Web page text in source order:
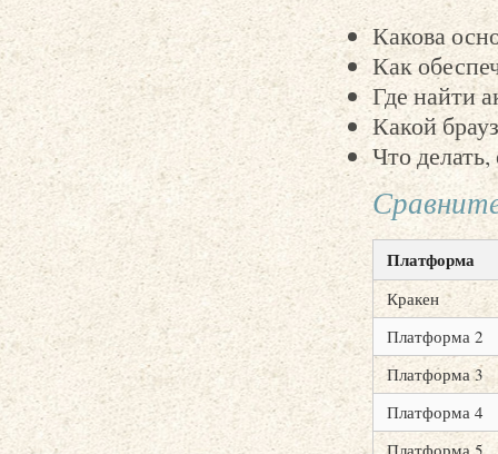
Какова
Как
Где найти
Какой
Что
Платформа
Кракен
Платформа 2
Платформа 3
Платформа 4
Платформа 5